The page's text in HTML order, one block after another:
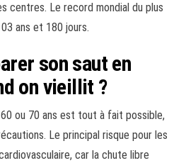
centres. Le record mondial du plus
ans et 180 jours.
son saut en
on vieillit ?
ou 70 ans est tout à fait possible,
Le principal risque pour les
car la chute libre